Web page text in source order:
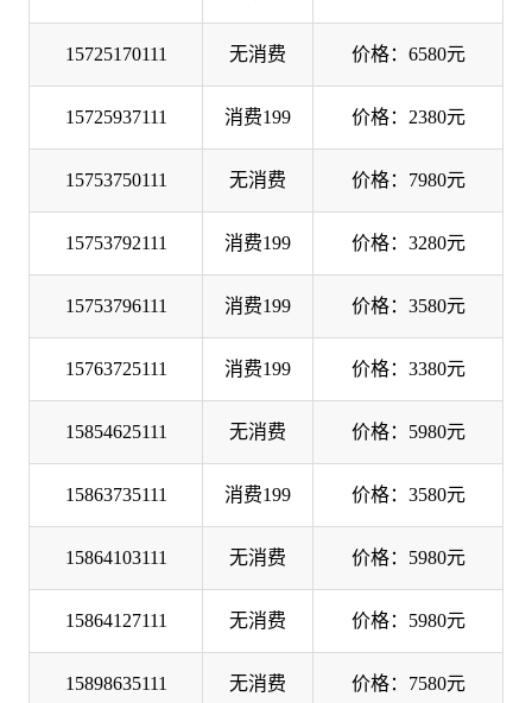
15725170111 无消费 价格：6580元
15725937111 消费199 价格：2380元
15753750111 无消费 价格：7980元
15753792111 消费199 价格：3280元
15753796111 消费199 价格：3580元
15763725111 消费199 价格：3380元
15854625111 无消费 价格：5980元
15863735111 消费199 价格：3580元
15864103111 无消费 价格：5980元
15864127111 无消费 价格：5980元
15898635111 无消费 价格：7580元